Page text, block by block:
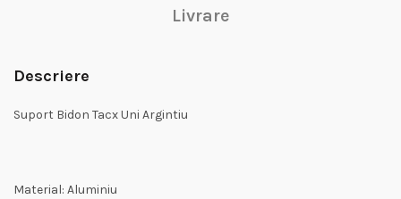
Livrare
Descriere
Suport Bidon Tacx Uni Argintiu
Material: Aluminiu